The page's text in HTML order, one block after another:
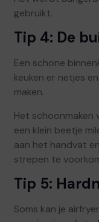
gebruikt.
Tip 4: De
Een schone
keuken er netjes
maken.
Het schoonmaken
een klein beetje
aan het handvat
strepen te
Tip 5:
Soms kan je